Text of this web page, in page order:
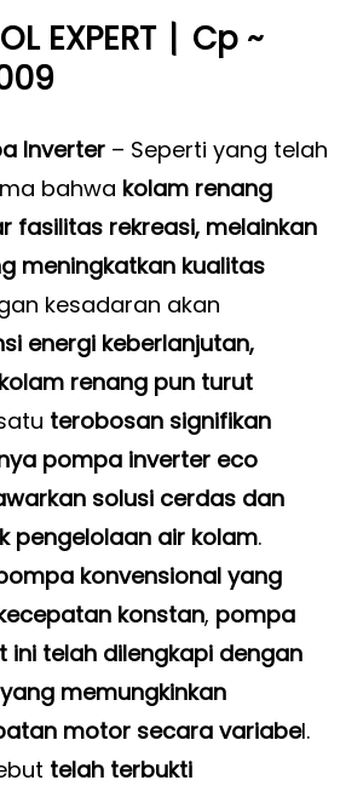
EXPERT| Cp ~
Inverter– Seperti yang telah
bahwa kolam renang
fasilitas rekreasi, melainkan
meningkatkan kualitas
kesadaran akan
energi keberlanjutan,
renang pun turut
terobosan signifikan
pompa inverter eco
solusi cerdas dan
pengelolaan air kolam.
konvensional yang
konstan, pompa
ini telah dilengkapi dengan
memungkinkan
motor secara variabel.
telah terbukti